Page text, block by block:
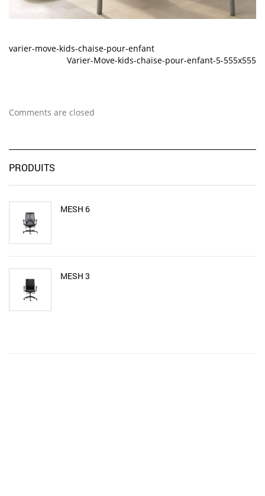
varier-move-kids-chaise-pour-enfant
Varier-Move-kids-chaise-pour-enfant-5-555x555
Comments are closed
PRODUITS
MESH 6
MESH 3